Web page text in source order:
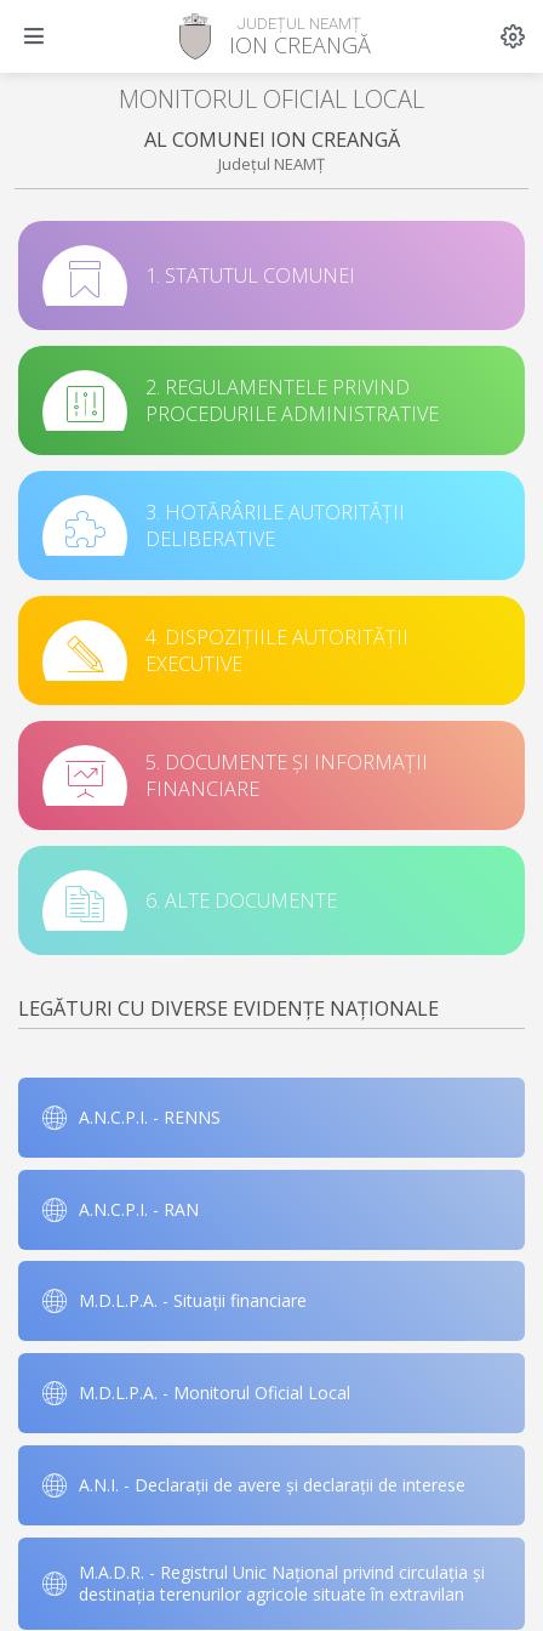
JUDEȚUL NEAMȚ
ION CREANGĂ
MONITORUL OFICIAL LOCAL
AL COMUNEI ION CREANGĂ
Județul NEAMȚ
1. STATUTUL COMUNEI
2. REGULAMENTELE PRIVIND
PROCEDURILE ADMINISTRATIVE
3. HOTĂRÂRILE AUTORITĂȚII
DELIBERATIVE
4. DISPOZIȚIILE AUTORITĂȚII
EXECUTIVE
5. DOCUMENTE ȘI INFORMAȚII
FINANCIARE
6. ALTE DOCUMENTE
LEGĂTURI CU DIVERSE EVIDENȚE NAȚIONALE
A.N.C.P.I. - RENNS
A.N.C.P.I. - RAN
M.D.L.P.A. - Situații financiare
M.D.L.P.A. - Monitorul Oficial Local
A.N.I. - Declarații de avere și declarații de interese
M.A.D.R. - Registrul Unic Național privind circulația și
destinația terenurilor agricole situate în extravilan